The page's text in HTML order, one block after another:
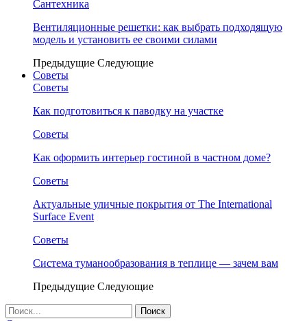
Сантехника
Вентиляционные решетки: как выбрать подходящую
модель и установить ее своими силами
Предыдущие Следующие
Советы
Советы
Как подготовиться к паводку на участке
Советы
Как оформить интерьер гостиной в частном доме?
Советы
Актуальные уличные покрытия от The International
Surface Event
Советы
Система туманообразования в теплице — зачем вам
Предыдущие Следующие